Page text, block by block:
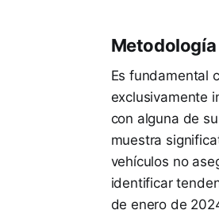
Es fundamental
exclusivamente
con alguna de
muestra
vehículos no
identificar
de enero de